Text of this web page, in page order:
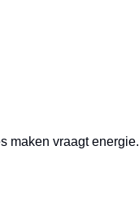
maken vraagt energie.